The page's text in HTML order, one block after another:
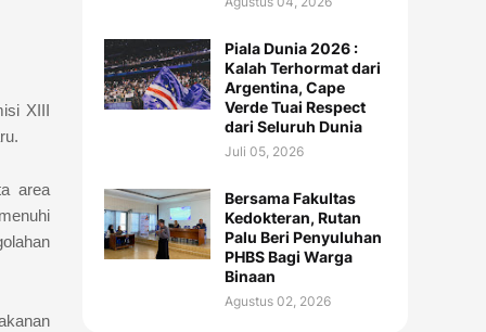
XIII
area
Piala Dunia 2026 :
Kalah Terhormat dari
Argentina, Cape
Verde Tuai Respect
dari Seluruh Dunia
Juli 05, 2026
Bersama Fakultas
Kedokteran, Rutan
Palu Beri Penyuluhan
PHBS Bagi Warga
Binaan
Agustus 02, 2026